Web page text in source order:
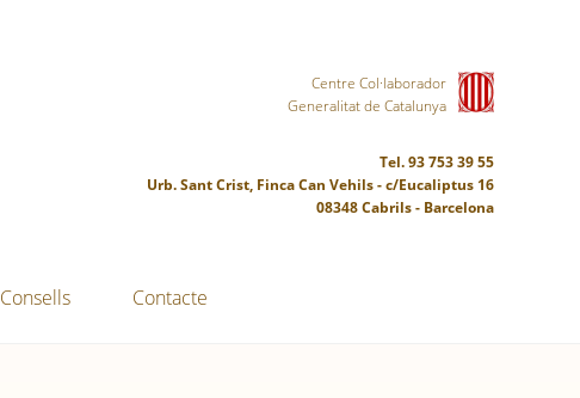
Centre Col·laborador
Generalitat de Catalunya
Tel. 93 753 39 55
Urb. Sant Crist, Finca Can Vehils - c/Eucaliptus 16
08348 Cabrils - Barcelona
Consells Contacte